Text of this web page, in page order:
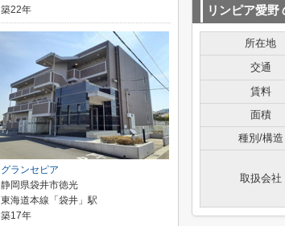
リンピア愛野
所在地
交通
賃料
面積
種別/構造
取扱会社
築22年
グランセピア
静岡県袋井市徳光
東海道本線「袋井」駅
築17年